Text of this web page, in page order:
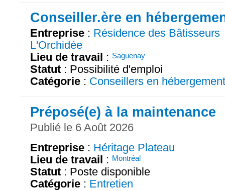
Conseiller.ère en
Entreprise : Résidence des Bâtisseurs
L'Orchidée
Lieu de travail : Saguenay
Statut : Possibilité d'emploi
Catégorie : Conseillers en hébergement
Préposé(e) à la maintenance
Publié le 6 Août 2026
Entreprise : Héritage Plateau
Lieu de travail : Montréal
Statut : Poste disponible
Catégorie : Entretien